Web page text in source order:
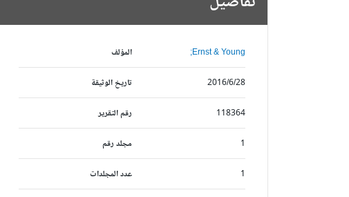
المؤلف Ernst & Young;
تاريخ الوثيقة 2016/6/28
رقم التقرير 118364
مجلد رقم 1
عدد المجلدات 1